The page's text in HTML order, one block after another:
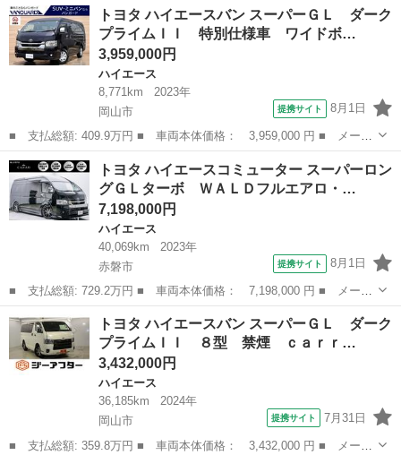
アタイヤ （車検整
備付）
レーダー （検9.8）
ＴＣ （なし）
トヨタ ハイエースバン スーパーＧＬ ダーク
プライムＩＩ 特別仕様車 ワイドボ…
3,959,000円
ハイエース
8,771km
2023年
岡山市
提携サイト 8月1日
■ 支払総額: 409.9万円 ■ 車両本体価格： 3,959,000 円 ■ メーカ
ー名： トヨタ ■ 車種名： ハイエースバン ■ グレード名： ス
ーパーＧＬ ダークプライムＩＩ 特別仕様車 ワイドボディ ミド
ルルーフ...
岡山 岡山市 ハイエース
トヨタ ハイエースコミューター スーパーロン
グＧＬターボ ＷＡＬＤフルエアロ・…
7,198,000円
ハイエース
40,069km
2023年
赤磐市
提携サイト 8月1日
■ 支払総額: 729.2万円 ■ 車両本体価格： 7,198,000 円 ■ メーカ
ー名： トヨタ ■ 車種名： ハイエースコミューター ■ グレード
名： スーパーロングＧＬターボ ＷＡＬＤフルエアロ・ＷＡＬＤ２
０インチ...
岡山 赤磐市 ハイエース
トヨタ ハイエースバン スーパーＧＬ ダーク
プライムＩＩ ８型 禁煙 ｃａｒｒ…
3,432,000円
ハイエース
36,185km
2024年
岡山市
提携サイト 7月31日
■ 支払総額: 359.8万円 ■ 車両本体価格： 3,432,000 円 ■ メーカ